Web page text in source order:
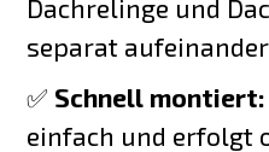
Dachrelinge und
separat
✅ Schnell montiert:
einfach und erfolgt